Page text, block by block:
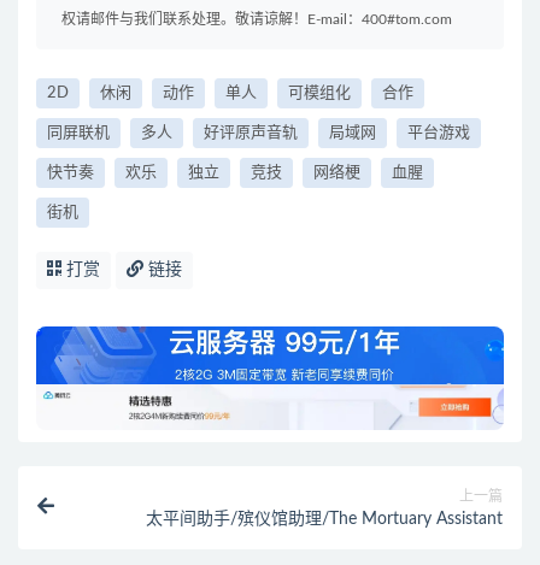
权请邮件与我们联系处理。敬请谅解！E-mail：400#tom.com
2D 休闲 动作 单人 可模组化 合作
同屏联机 多人 好评原声音轨 局域网 平台游戏
快节奏 欢乐 独立 竞技 网络梗 血腥
街机
打赏 链接
上一篇
太平间助手/殡仪馆助理/The Mortuary Assistant